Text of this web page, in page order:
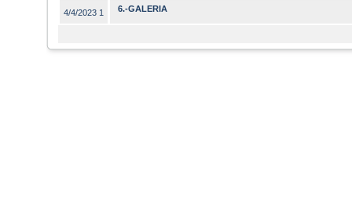
4/4/2023 1 6.-GALERIA